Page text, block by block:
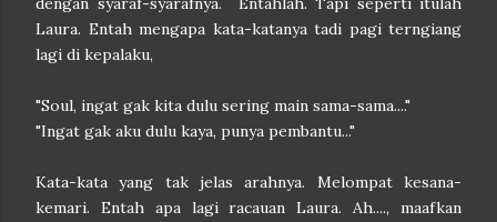
Laura. Entah mengapa kata-katanya tadi pagi terngiang
lagi di kepalaku,
"Soul, ingat gak kita dulu sering main sama-sama...."
"Ingat gak aku dulu kaya, punya pembantu..."
Kata-kata yang tak jelas arahnya. Melompat kesana-
kemari. Entah apa lagi racauan Laura. Ah...., maafkan